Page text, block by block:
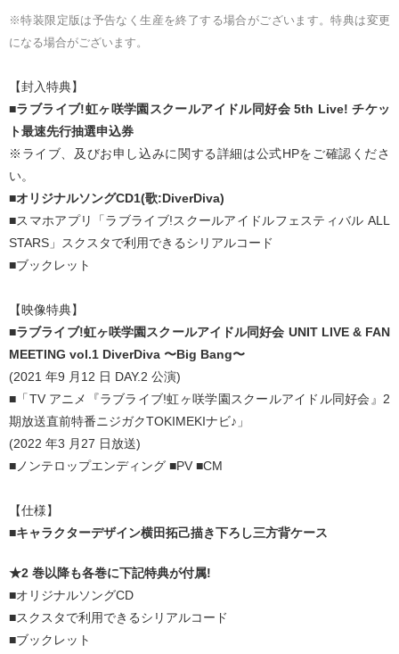
※特装限定版は予告なく生産を終了する場合がございます。特典は変更
になる場合がございます。
【封入特典】
■ラブライブ!虹ヶ咲学園スクールアイドル同好会 5th Live! チケッ
ト最速先行抽選申込券
※ライブ、及びお申し込みに関する詳細は公式HPをご確認くださ
い。
■オリジナルソングCD1(歌:DiverDiva)
■スマホアプリ「ラブライブ!スクールアイドルフェスティバル ALL
STARS」スクスタで利用できるシリアルコード
■ブックレット
【映像特典】
■ラブライブ!虹ヶ咲学園スクールアイドル同好会 UNIT LIVE & FAN
MEETING vol.1 DiverDiva 〜Big Bang〜
(2021 年9 月12 日 DAY.2 公演)
■「TV アニメ『ラブライブ!虹ヶ咲学園スクールアイドル同好会』2
期放送直前特番ニジガクTOKIMEKIナビ♪」
(2022 年3 月27 日放送)
■ノンテロップエンディング ■PV ■CM
【仕様】
■キャラクターデザイン横田拓己描き下ろし三方背ケース
★2 巻以降も各巻に下記特典が付属!
■オリジナルソングCD
■スクスタで利用できるシリアルコード
■ブックレット